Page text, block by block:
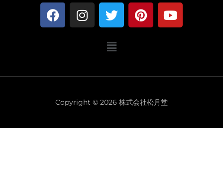
F
a
I
n
a
m
T
w
t
P
i
s
t
Y
o
メ
ニ
ー
Copyright © 2026 株式会社松月堂